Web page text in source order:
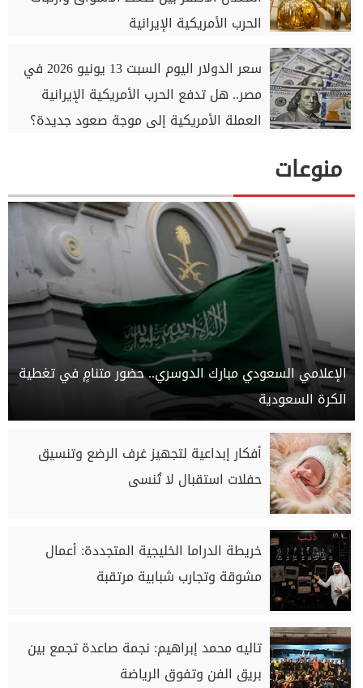
الحرب الأمريكية الإيرانية
سعر الدولار اليوم السبت 13 يونيو 2026 في
مصر.. هل تدفع الحرب الأمريكية الإيرانية
العملة الأمريكية إلى موجة صعود جديدة؟
منوعات
الإعلامي السعودي مبارك الدوسري.. حضور متنامٍ في تغطية
الكرة السعودية
أفكار إبداعية لتجهيز غرف الرضع وتنسيق
حفلات استقبال لا تُنسى
خريطة الدراما الخليجية المتجددة: أعمال
مشوقة وتجارب شبابية مرتقبة
تاليه محمد إبراهيم: نجمة صاعدة تجمع بين
بريق الفن وتفوق الرياضة